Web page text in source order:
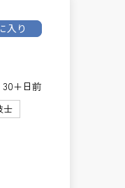
入り
30+日前
士